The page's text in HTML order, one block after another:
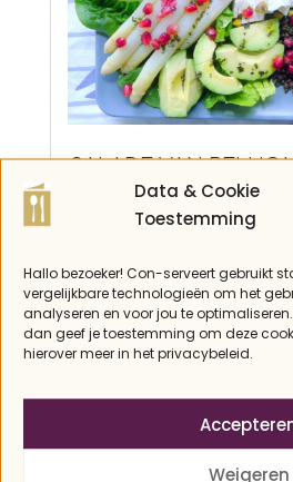
Data & Cookie
Toestemming
Hallo bezoeker! Con-serveert gebruikt
vergelijkbare technologieën om het
analyseren en voor jou te
dan geef je toestemming om deze
hierover meer in het privacybeleid.
Weigeren
SALADE VAN
ASPERGES
08
koolhydraatarm,lente